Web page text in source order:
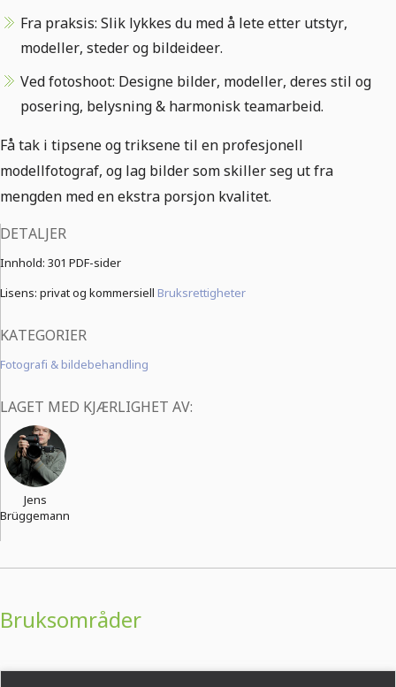
Fra praksis: Slik lykkes du med å lete etter utstyr,
modeller, steder og bildeideer.
Ved fotoshoot: Designe bilder, modeller, deres stil og
posering, belysning & harmonisk teamarbeid.
Få tak i tipsene og triksene til en profesjonell
modellfotograf, og lag bilder som skiller seg ut fra
mengden med en ekstra porsjon kvalitet.
DETALJER
Innhold: 301 PDF-sider
Lisens: privat og kommersiell Bruksrettigheter
KATEGORIER
Fotografi & bildebehandling
LAGET MED KJÆRLIGHET AV:
Jens
Brüggemann
Bruksområder